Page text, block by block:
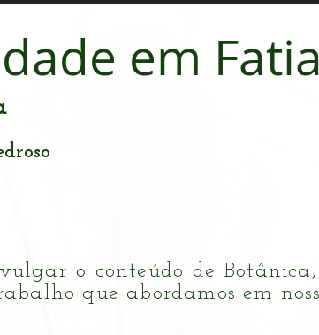
em
o conteúdo de
que abordamos em